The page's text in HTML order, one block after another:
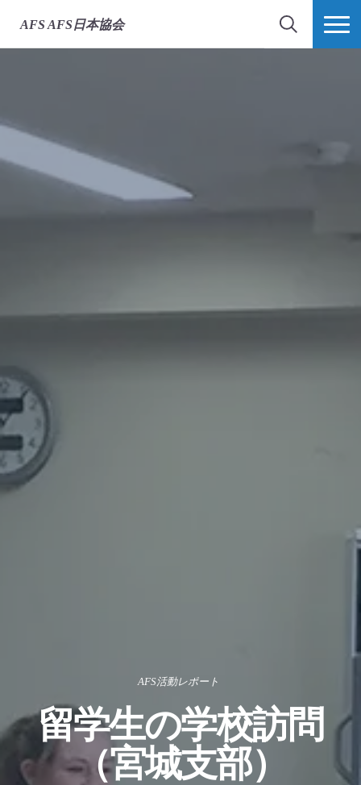
AFS AFS日本協会
検索 MORE
AFS活動レポート
留学生の学校訪問
（宮城支部）